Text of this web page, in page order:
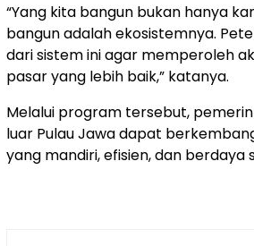
“Yang kita bangun bukan hanya
bangun adalah ekosistemnya.
dari sistem ini agar memperoleh
pasar yang lebih baik,” katanya.
Melalui program tersebut,
luar Pulau Jawa dapat
yang mandiri, efisien, dan berdaya